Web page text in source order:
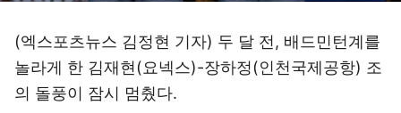
(엑스포츠뉴스 김정현 기자) 두 달 전, 배드민턴계를
놀라게 한 김재현(요넥스)-장하정(인천국제공항) 조
의 돌풍이 잠시 멈췄다.